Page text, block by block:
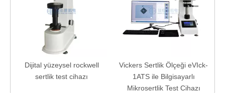
Dijital yüzeysel rockwell
sertlik test cihazı
Vickers Sertlik Ölçeği eVIck-
1ATS ile Bilgisayarlı
Mikrosertlik Test Cihazı